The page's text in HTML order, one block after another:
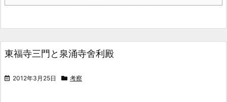
東福寺三門と泉涌寺舍利殿
2012年3月25日 考察